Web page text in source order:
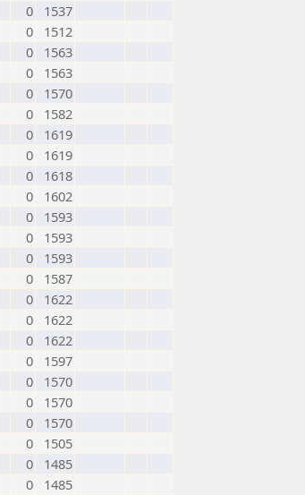
0
1537
0
1512
0
1563
0
1563
0
1570
0
1582
0
1619
0
1619
0
1618
0
1602
0
1593
0
1593
0
1593
0
1587
0
1622
0
1622
0
1622
0
1597
0
1570
0
1570
0
1570
0
1505
0
1485
0
1485